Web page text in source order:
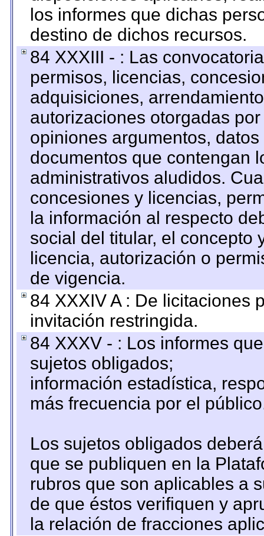
los informes que dichas
destino de dichos recursos.
84 XXXIII - : Las
permisos, licencias,
adquisiciones,
autorizaciones otorgadas
opiniones argumentos,
documentos que contengan
administrativos aludidos.
concesiones y licencias,
la información al respecto
social del titular, el concepto
licencia, autorización o
de vigencia.
84 XXXIV A : De licitaciones
invitación restringida.
84 XXXV - : Los informes
sujetos obligados;
información estadística,
más frecuencia por el
Los sujetos obligados
que se publiquen en la
rubros que son aplicables a
de que éstos verifiquen y
la relación de fracciones